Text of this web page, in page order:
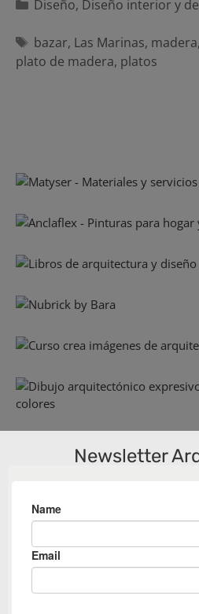
Categorías
Diseño, Diseño interior y
Etiquetas
bazar, Las Marinas, madera,
plato de madera, platos
Newsletter